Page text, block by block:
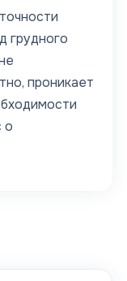
грудного
проникает
о